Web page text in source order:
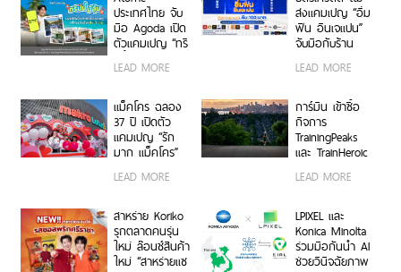
ประเทศไทย จับ
มือ Agoda เปิด
ตัวแคมเปญ “ทริ
สิทธิ์ลุ้นเข้าพัก
ผ่อน 0% ได้ 3
งวด**
LEAD MORE
ส่งแคมเปญ “อิ่ม
ฟิน อินเจแปน”
จับมือกับร้าน
ดังกว่า 40 ร้าน
LEAD MORE
แม็คโคร ฉลอง
37 ปี เปิดตัว
แคมเปญ “รัก
มาก แม็คโคร”
ลูกค้าและผู้
ร่วมเติบโตเคียง
ข้างกันมา
LEAD MORE
การ์มิน เข้าซื้อ
กิจการ
TrainingPeaks
และ TrainHeroic
กลุ่มธุรกิจฟิตเนส
2569 โต 25%
LEAD MORE
สาหร่าย Koriko
รุกตลาดคนรุ่น
ใหม่ ล๊อนช์สินค้า
ใหม่ “สาหร่ายแซ
LPIXEL และ
Konica Minolta
ร่วมมือกันนำ AI
ช่วยวินิจฉัยภาพ